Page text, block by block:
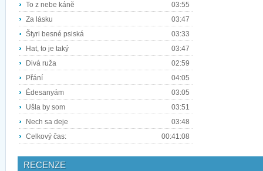
To z nebe káně
03:55
Za lásku
03:47
Štyri besné psiská
03:33
Hat, to je taký
03:47
Divá ruža
02:59
Přání
04:05
Édesanyám
03:05
Ušla by som
03:51
Nech sa deje
03:48
Celkový čas:
00:41:08
RECENZE